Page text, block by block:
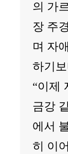
의 가
장 주
며 자
하기
“이제
금강
에서
히 이